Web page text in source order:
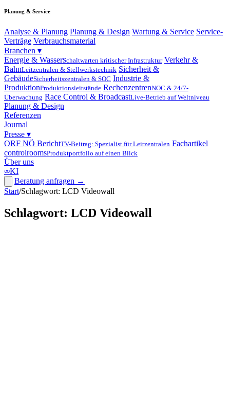
Planung & Service
Analyse & Planung Planung & Design Wartung & Service Service-
Verträge Verbrauchsmaterial
Branchen ▾
Energie & WasserSchaltwarten kritischer Infrastruktur Verkehr &
BahnLeitzentralen & Stellwerkstechnik Sicherheit &
GebäudeSicherheitszentralen & SOC Industrie &
ProduktionProduktionsleitstände RechenzentrenNOC & 24/7-
Überwachung Race Control & BroadcastLive-Betrieb auf Weltniveau
Planung & Design
Referenzen
Journal
Presse ▾
ORF NÖ BerichtTV-Beitrag: Spezialist für Leitzentralen Fachartikel
controlroomsProduktportfolio auf einen Blick
Über uns
∞KI
Beratung anfragen →
Start/Schlagwort: LCD Videowall
Schlagwort: LCD Videowall